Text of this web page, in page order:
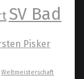
SV Bad
Pisker
Weltmeisterschaft